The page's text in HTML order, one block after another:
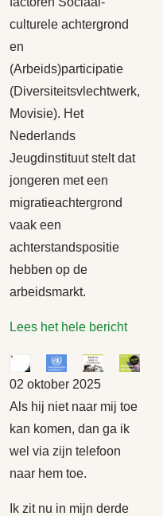
culturele achtergrond
en
(Arbeids)participatie
(Diversiteitsvlechtwerk,
Movisie). Het
Nederlands
Jeugdinstituut stelt dat
jongeren met een
migratieachtergrond
vaak een
achterstandspositie
hebben op de
arbeidsmarkt.
Lees het hele bericht
02 oktober 2025
Als hij niet naar mij toe
kan komen, dan ga ik
wel via zijn telefoon
naar hem toe.
Ik zit nu in mijn derde